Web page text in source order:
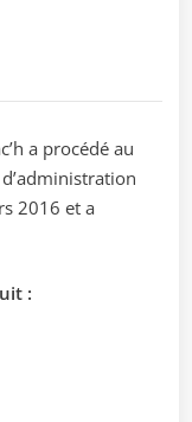
a procédé au
2016 et a
: